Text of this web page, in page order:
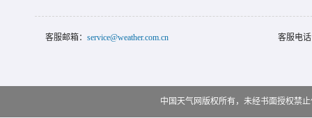
客服邮箱： service@weather.com.cn 客服电
中国天气网版权所有，未经书面授权